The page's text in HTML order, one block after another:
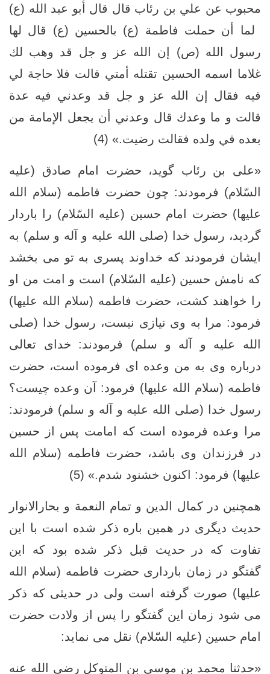
محبوب عن علي بن رئاب قال قال أبو عبد الله (ع)
‏ لما أن حملت‏ فاطمة (ع) بالحسين (ع) قال لها
رسول الله (ص) إن الله عز و جل قد وهب لك
غلاما اسمه الحسين تقتله أمتي قالت فلا حاجة لي
فيه فقال إن الله عز و جل قد وعدني فيه عدة
قالت و ما وعدك قال وعدني أن يجعل الإمامة من
بعده في ولده فقالت رضيت.» (4)
«على بن رئاب گويد، حضرت امام صادق (علیه
السّلام) فرمودند: چون حضرت فاطمه (سلام الله
علیها) حضرت امام حسین (علیه السّلام) را باردار
گرديد، رسول خدا (صلى الله عليه و آله و سلم) به
ایشان فرمودند كه خداوند پسرى به تو مى ‏بخشد
كه نامش حسین (علیه السّلام) است و امت من او
را خواهند كشت، حضرت فاطمه (سلام الله علیها)
فرمود: مرا به وى نيازى نيست، رسول خدا (صلى
الله عليه و آله و سلم) فرمودند: خداى تعالى
درباره وى به من وعده ‏اى فرموده است، حضرت
فاطمه (سلام الله علیها) فرمود: آن وعده چيست؟
رسول خدا (صلى الله عليه و آله و سلم) فرمودند:
مرا وعده فرموده است كه امامت پس از حسين
در فرزندان وى باشد، حضرت فاطمه (سلام الله
علیها) فرمود: اكنون خشنود شدم.» (5)
همچنین در کمال الدین و تمام النعمة و بحارالانوار
حدیث دیگری در همین باره ذکر شده است با این
تفاوت که در حدیث قبل ذکر شده بود که این
گفتگو در زمان بارداری حضرت فاطمه (سلام الله
علیها) صورت گرفته است ولی در حدیثی که ذکر
می شود زمان این گفتگو را پس از ولادت حضرت
امام حسین (علیه السّلام) نقل می نماید:
«حدثنا محمد بن موسى بن المتوكل رضي الله عنه